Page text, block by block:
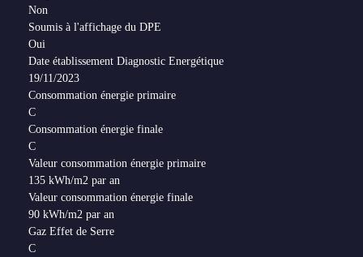
Non
Soumis à l'affichage du DPE
Oui
Date établissement Diagnostic Energétique
19/11/2023
Consommation énergie primaire
C
Consommation énergie finale
C
Valeur consommation énergie primaire
135 kWh/m2 par an
Valeur consommation énergie finale
90 kWh/m2 par an
Gaz Effet de Serre
C